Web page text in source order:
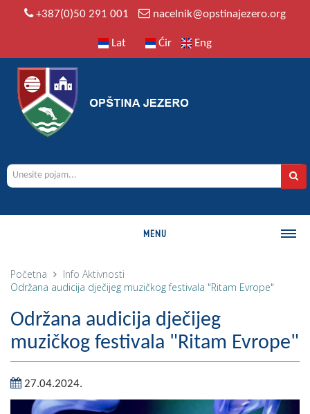
+387(0)50 291 001 nacelnik@opstinajezero.org
Lat Ćir Eng
MENU
O OPŠTINI
Istorija
Geografija
Naseljena mjesta
Zanimljivosti
Početna Info Aktivnosti
Održana audicija dječijeg muzičkog festivala "Ritam Evrope"
Održana audicija dječijeg
muzičkog festivala "Ritam Evrope"
27.04.2024.